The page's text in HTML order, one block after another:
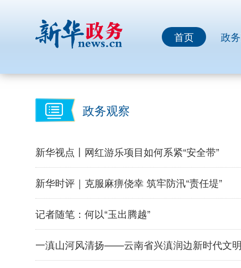
首页 政
政务观察
新华视点丨网红游乐项目如何系紧“安全带”
新华时评｜克服麻痹侥幸 筑牢防汛“责任堤”
记者随笔：何以“玉出腾越”
一滇山河风清扬——云南省兴滇润边新时代文